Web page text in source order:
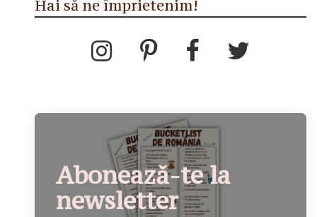
Hai să ne împrietenim!
Abonează-te la
newsletter